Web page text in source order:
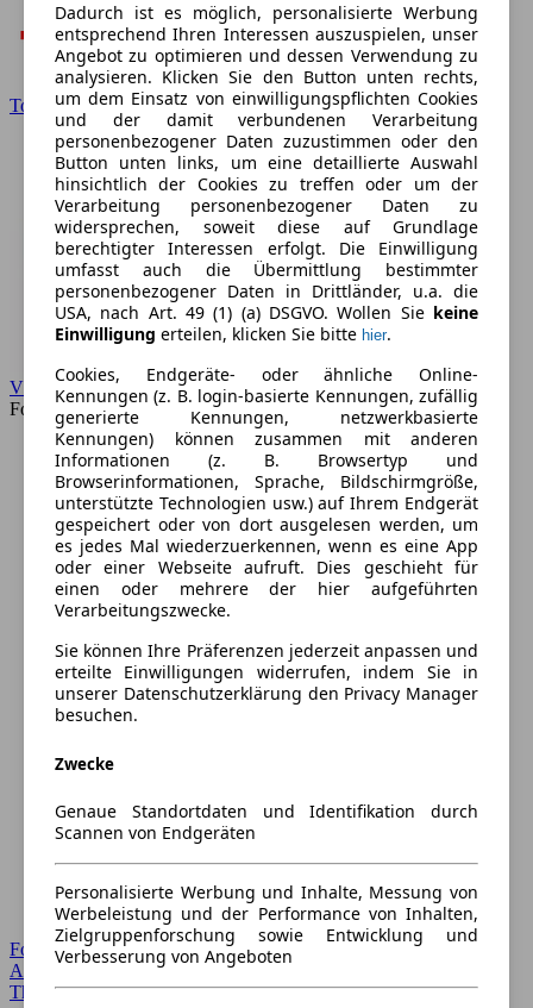
Toyota
VW
Forum
Forum Startseite
Alle Auto-Foren
Themen-Forum
Dadurch ist es möglich, personalisierte Werbung
entsprechend Ihren Interessen auszuspielen, unser
Angebot zu optimieren und dessen Verwendung zu
analysieren. Klicken Sie den Button unten rechts,
um dem Einsatz von einwilligungspflichten Cookies
und der damit verbundenen Verarbeitung
personenbezogener Daten zuzustimmen oder den
Button unten links, um eine detaillierte Auswahl
hinsichtlich der Cookies zu treffen oder um der
Verarbeitung personenbezogener Daten zu
widersprechen, soweit diese auf Grundlage
berechtigter Interessen erfolgt. Die Einwilligung
umfasst auch die Übermittlung bestimmter
personenbezogener Daten in Drittländer, u.a. die
USA, nach Art. 49 (1) (a) DSGVO. Wollen Sie keine
Einwilligung erteilen, klicken Sie bitte hier.
Cookies, Endgeräte- oder ähnliche Online-
Kennungen (z. B. login-basierte Kennungen, zufällig
generierte Kennungen, netzwerkbasierte
Kennungen) können zusammen mit anderen
Informationen (z. B. Browsertyp und
Browserinformationen, Sprache, Bildschirmgröße,
unterstützte Technologien usw.) auf Ihrem Endgerät
gespeichert oder von dort ausgelesen werden, um
es jedes Mal wiederzuerkennen, wenn es eine App
oder einer Webseite aufruft. Dies geschieht für
einen oder mehrere der hier aufgeführten
Verarbeitungszwecke.
Sie können Ihre Präferenzen jederzeit anpassen und
erteilte Einwilligungen widerrufen, indem Sie in
unserer Datenschutzerklärung den Privacy Manager
besuchen.
Zwecke
Genaue Standortdaten und Identifikation durch
Scannen von Endgeräten
Personalisierte Werbung und Inhalte, Messung von
Werbeleistung und der Performance von Inhalten,
Zielgruppenforschung sowie Entwicklung und
Verbesserung von Angeboten